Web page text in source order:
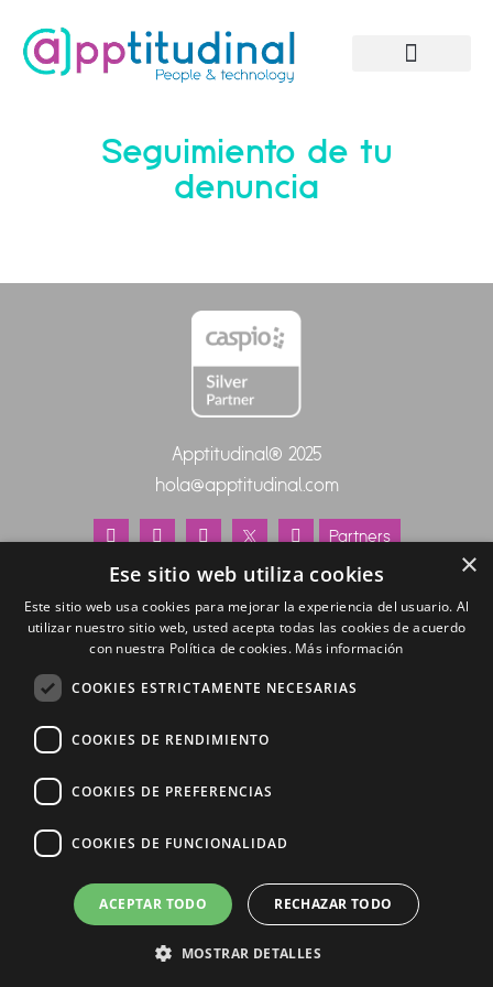
Seguimiento de tu
denuncia
Apptitudinal® 2025
hola@apptitudinal.com
Partners
Déjanos aquí tu denuncia–Seguimiento de tu denuncia
×
Ese sitio web utiliza cookies
Este sitio web usa cookies para mejorar la experiencia del usuario. Al
utilizar nuestro sitio web, usted acepta todas las cookies de acuerdo
con nuestra Política de cookies. Más información
COOKIES ESTRICTAMENTE NECESARIAS
COOKIES DE RENDIMIENTO
COOKIES DE PREFERENCIAS
COOKIES DE FUNCIONALIDAD
ACEPTAR TODO RECHAZAR TODO
MOSTRAR DETALLES